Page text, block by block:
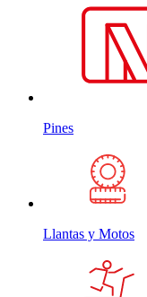
Pines
Llantas y Motos